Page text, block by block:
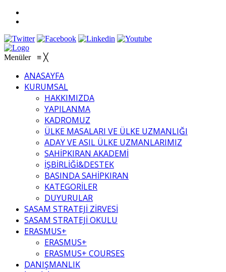
Menüler ≡ ╳
ANASAYFA
KURUMSAL
HAKKIMIZDA
YAPILANMA
KADROMUZ
ÜLKE MASALARI VE ÜLKE UZMANLIĞI
ADAY VE ASIL ÜLKE UZMANLARIMIZ
SAHİPKIRAN AKADEMİ
İŞBİRLİĞİ&DESTEK
BASINDA SAHİPKIRAN
KATEGORİLER
DUYURULAR
SASAM STRATEJİ ZİRVESİ
SASAM STRATEJİ OKULU
ERASMUS+
ERASMUS+
ERASMUS+ COURSES
DANIŞMANLIK